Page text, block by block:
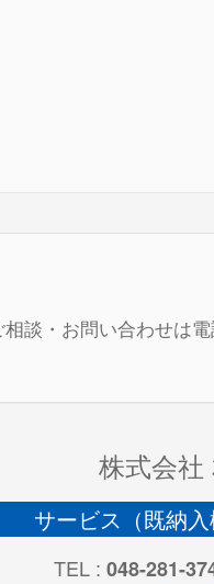
談・お問い合わせは
株式会社
サービス（既納入
TEL :048-281-